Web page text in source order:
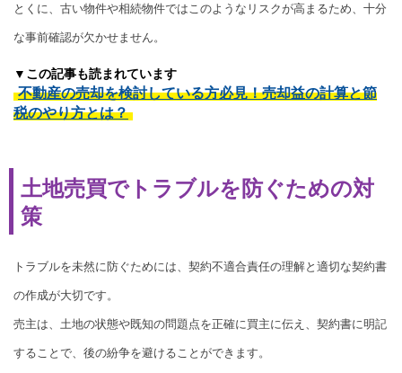
とくに、古い物件や相続物件ではこのようなリスクが高まるため、十分
な事前確認が欠かせません。
▼この記事も読まれています
不動産の売却を検討している方必見！売却益の計算と節
税のやり方とは？
土地売買でトラブルを防ぐための対
策
トラブルを未然に防ぐためには、契約不適合責任の理解と適切な契約書
の作成が大切です。
売主は、土地の状態や既知の問題点を正確に買主に伝え、契約書に明記
することで、後の紛争を避けることができます。